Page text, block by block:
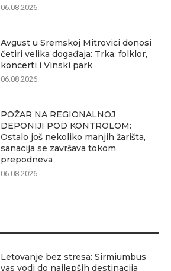
06.08.2026.
Avgust u Sremskoj Mitrovici donosi
četiri velika događaja: Trka, folklor,
koncerti i Vinski park
06.08.2026.
POŽAR NA REGIONALNOJ
DEPONIJI POD KONTROLOM:
Ostalo još nekoliko manjih žarišta,
sanacija se završava tokom
prepodneva
06.08.2026.
Letovanje bez stresa: Sirmiumbus
vas vodi do najlepših destinacija